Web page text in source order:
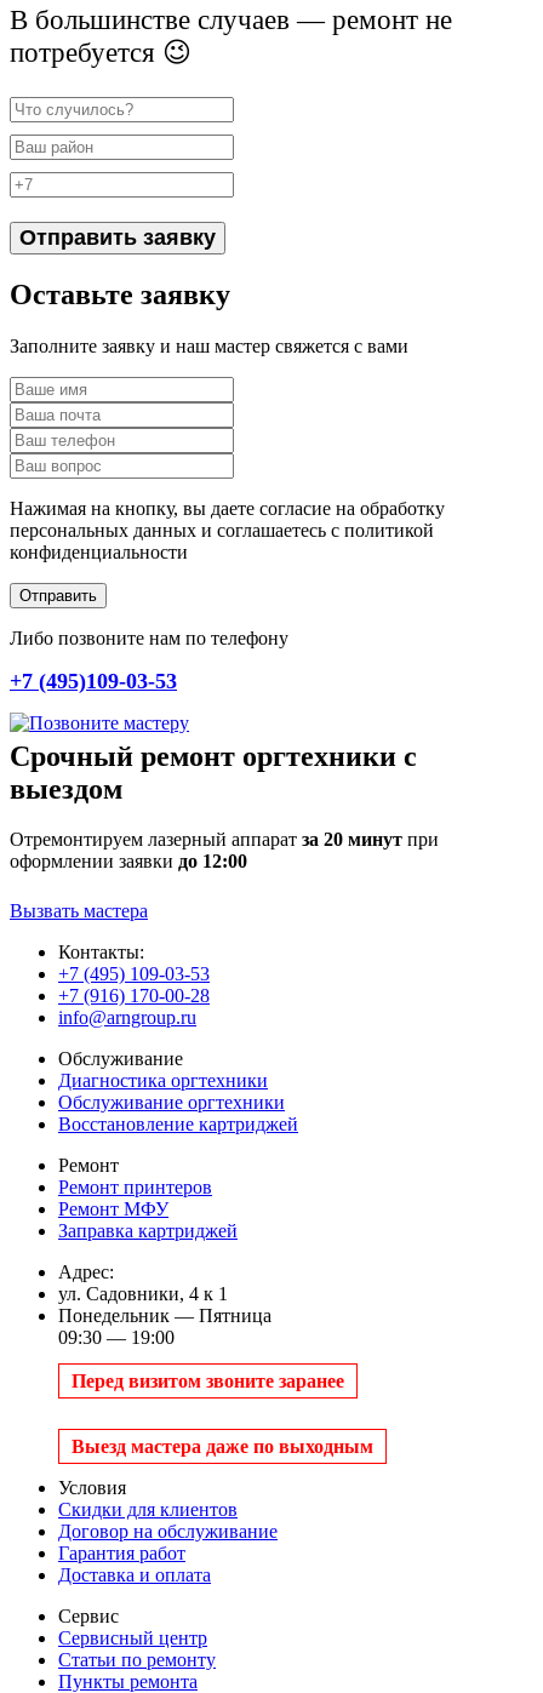
В большинстве случаев — ремонт не
потребуется 😉
Отправить заявку
Оставьте заявку
Заполните заявку и наш мастер свяжется с вами
Нажимая на кнопку, вы даете согласие на обработку
персональных данных и соглашаетесь c политикой
конфиденциальности
Отправить
Либо позвоните нам по телефону
+7 (495)109-03-53
Срочный ремонт оргтехники с
выездом
Отремонтируем лазерный аппарат за 20 минут при
оформлении заявки до 12:00
Вызвать мастера
Контакты:
+7 (495) 109-03-53
+7 (916) 170-00-28
info@arngroup.ru
Обслуживание
Диагностика оргтехники
Обслуживание оргтехники
Восстановление картриджей
Ремонт
Ремонт принтеров
Ремонт МФУ
Заправка картриджей
Адрес:
ул. Садовники, 4 к 1
Понедельник — Пятница
09:30 — 19:00
Перед визитом звоните заранее
Выезд мастера даже по выходным
Условия
Скидки для клиентов
Договор на обслуживание
Гарантия работ
Доставка и оплата
Сервис
Сервисный центр
Статьи по ремонту
Пункты ремонта